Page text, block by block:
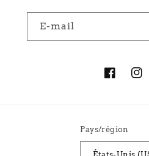
E-mail
Facebook
Pays/région
États-Unis